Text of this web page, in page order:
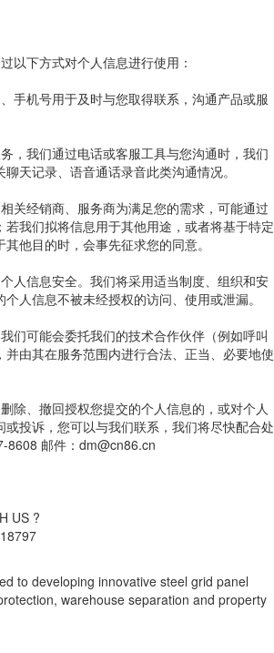
以下方式对个人信息进行使用：
手机号用于及时与您取得联系，沟通产品或服
，我们通过电话或客服工具与您沟通时，我们
天记录、语音通话录音此类沟通情况。
关经销商、服务商为满足您的需求，可能通过
我们拟将信息用于其他用途，或者将基于特定
他目的时，会事先征求您的同意。
人信息安全。我们将采用适当制度、组织和安
人信息不被未经授权的访问、使用或泄漏。
们可能会委托我们的技术合作伙伴（例如呼叫
并由其在服务范围内进行合法、正当、必要地使
除、撤回授权您提交的个人信息的，或对个人
投诉，您可以与我们联系，我们将尽快配合处
8608 邮件：dm@cn86.cn
US ?
to developing innovative steel grid panel
warehouse separation and property